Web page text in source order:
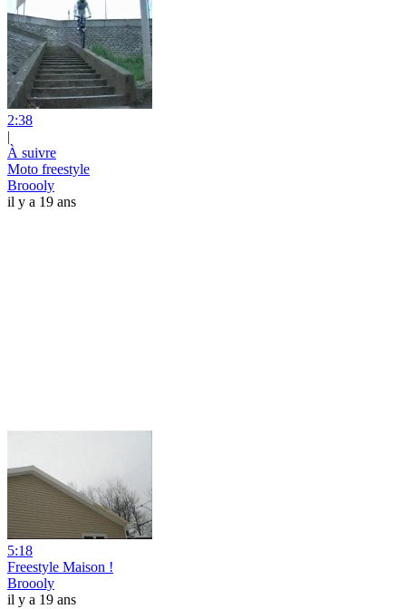
2:38
|
À suivre
Moto freestyle
Broooly
il y a 19 ans
5:18
Freestyle Maison !
Broooly
il y a 19 ans